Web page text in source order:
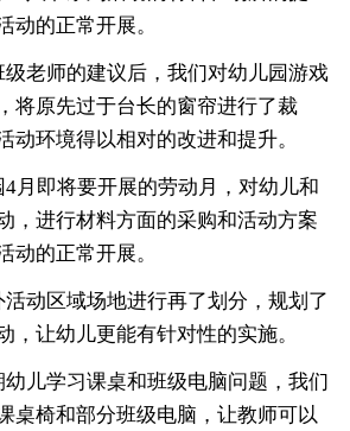
动的正常开展。
级老师的建议后，我们对幼儿园游戏
将原先过于台长的窗帘进行了裁
动环境得以相对的改进和提升。
月即将要开展的劳动月，对幼儿和
，进行材料方面的采购和活动方案
动的正常开展。
动区域场地进行再了划分，规划了
，让幼儿更能有针对性的实施。
儿学习课桌和班级电脑问题，我们
桌椅和部分班级电脑，让教师可以